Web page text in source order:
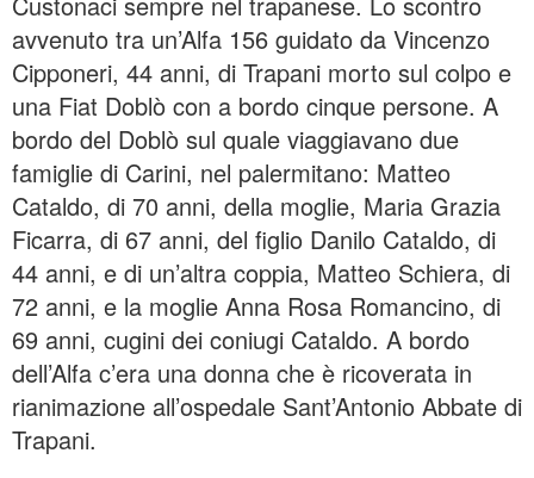
avvenuto tra un’Alfa 156 guidato da Vincenzo
Cipponeri, 44 anni, di Trapani morto sul colpo e
una Fiat Doblò con a bordo cinque persone. A
bordo del Doblò sul quale viaggiavano due
famiglie di Carini, nel palermitano: Matteo
Cataldo, di 70 anni, della moglie, Maria Grazia
Ficarra, di 67 anni, del figlio Danilo Cataldo, di
44 anni, e di un’altra coppia, Matteo Schiera, di
72 anni, e la moglie Anna Rosa Romancino, di
69 anni, cugini dei coniugi Cataldo. A bordo
dell’Alfa c’era una donna che è ricoverata in
rianimazione all’ospedale Sant’Antonio Abbate di
Trapani.